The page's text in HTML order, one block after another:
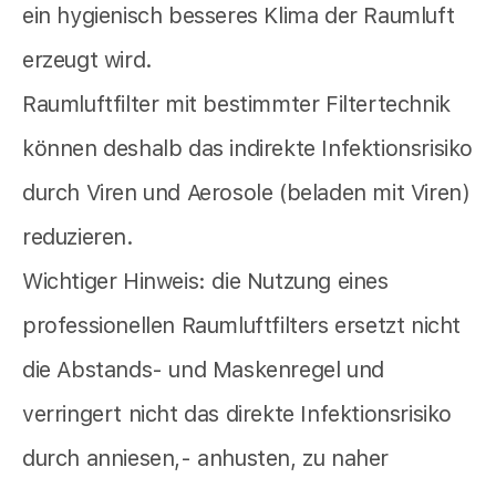
ein hygienisch besseres Klima der Raumluft
erzeugt wird.
Raumluftfilter mit bestimmter Filtertechnik
können deshalb das indirekte Infektionsrisiko
durch Viren und Aerosole (beladen mit Viren)
reduzieren.
Wichtiger Hinweis: die Nutzung eines
professionellen Raumluftfilters ersetzt nicht
die Abstands- und Maskenregel und
verringert nicht das direkte Infektionsrisiko
durch anniesen,- anhusten, zu naher